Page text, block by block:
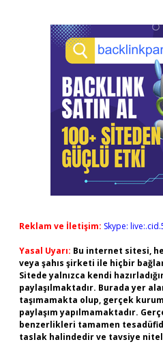
Reklam ve İletişim: Skype:
Yasal Uyarı: Bu internet sitesi,
veya şahıs şirketi ile hiçbir
Sitede yalnızca kendi
paylaşılmaktadır. Burada yer
taşımamakta olup, gerçek
paylaşım yapılmamaktadır.
benzerlikleri tamamen
taslak halindedir ve tavsiye